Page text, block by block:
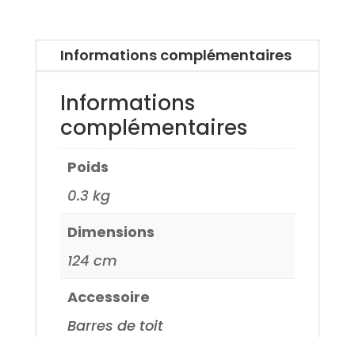
Caddy
6
fixation
Informations complémentaires
Informations
complémentaires
Poids
0.3 kg
Dimensions
124 cm
Accessoire
Barres de toit